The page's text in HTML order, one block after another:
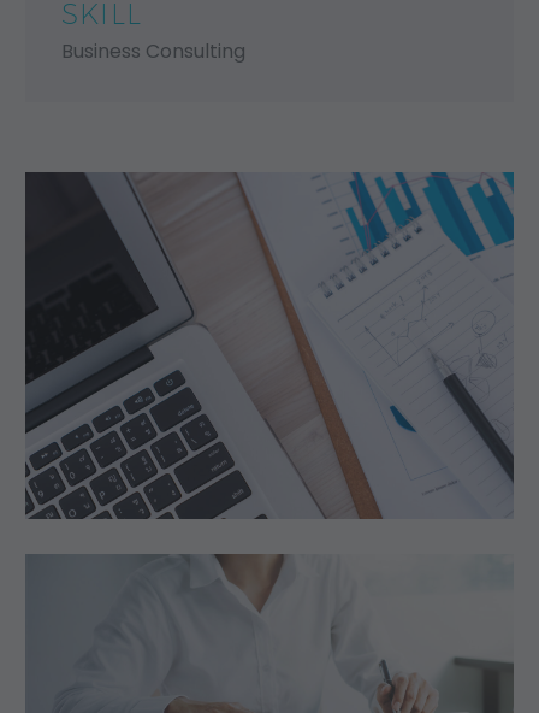
SKILL
Business Consulting